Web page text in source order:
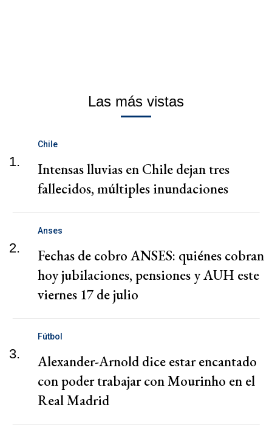
Las más vistas
1.
Chile
Intensas lluvias en Chile dejan tres
fallecidos, múltiples inundaciones
2.
Anses
Fechas de cobro ANSES: quiénes cobran
hoy jubilaciones, pensiones y AUH este
viernes 17 de julio
3.
Fútbol
Alexander-Arnold dice estar encantado
con poder trabajar con Mourinho en el
Real Madrid